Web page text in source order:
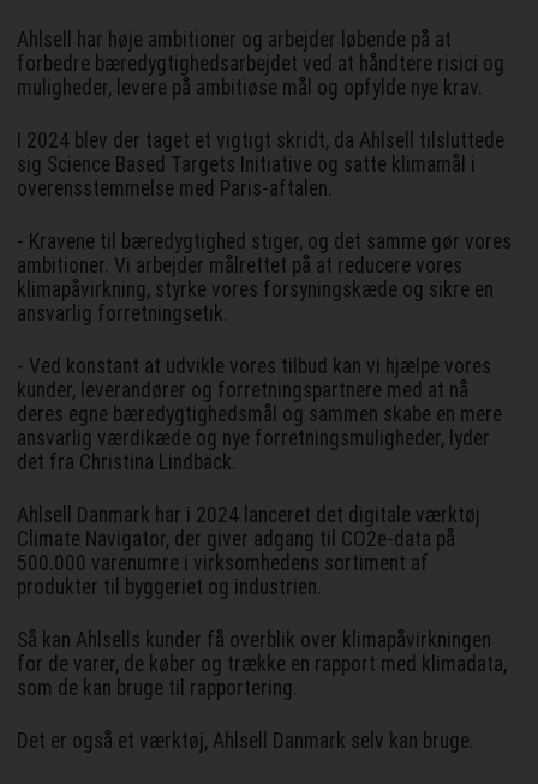
Ahlsell har høje ambitioner og arbejder løbende på at
forbedre bæredygtighedsarbejdet ved at håndtere risici og
muligheder, levere på ambitiøse mål og opfylde nye krav.
I 2024 blev der taget et vigtigt skridt, da Ahlsell tilsluttede
sig Science Based Targets Initiative og satte klimamål i
overensstemmelse med Paris-aftalen.
- Kravene til bæredygtighed stiger, og det samme gør vores
ambitioner. Vi arbejder målrettet på at reducere vores
klimapåvirkning, styrke vores forsyningskæde og sikre en
ansvarlig forretningsetik.
- Ved konstant at udvikle vores tilbud kan vi hjælpe vores
kunder, leverandører og forretningspartnere med at nå
deres egne bæredygtighedsmål og sammen skabe en mere
ansvarlig værdikæde og nye forretningsmuligheder, lyder
det fra Christina Lindbäck.
Ahlsell Danmark har i 2024 lanceret det digitale værktøj
Climate Navigator, der giver adgang til CO2e-data på
500.000 varenumre i virksomhedens sortiment af
produkter til byggeriet og industrien.
Så kan Ahlsells kunder få overblik over klimapåvirkningen
for de varer, de køber og trække en rapport med klimadata,
som de kan bruge til rapportering.
Det er også et værktøj, Ahlsell Danmark selv kan bruge.